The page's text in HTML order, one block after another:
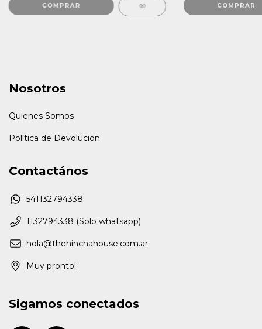
Nosotros
Quienes Somos
Política de Devolución
Contactános
541132794338
1132794338 (Solo whatsapp)
hola@thehinchahouse.com.ar
Muy pronto!
Sigamos conectados